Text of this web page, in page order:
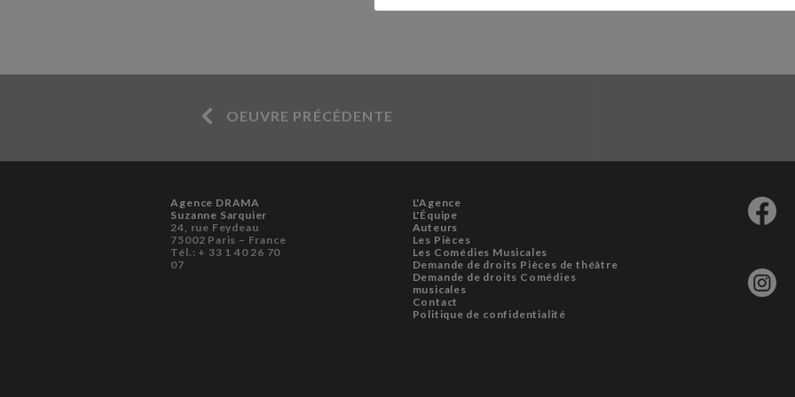
OEUVRE PRÉCÉDENTE
Agence DRAMA
Suzanne Sarquier
24, rue Feydeau
75002 Paris – France
Tél.: + 33 1 40 26 70
07
L'Agence
L'Équipe
Auteurs
Les Pièces
Les Comédies Musicales
Demande de droits Pièces de théâtre
Demande de droits Comédies
musicales
Contact
Politique de confidentialité